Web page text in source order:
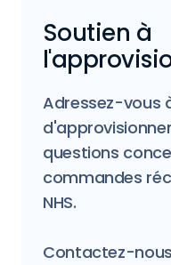
Soutien à
Adressez-vous
questions
commandes
NHS.
Contactez-